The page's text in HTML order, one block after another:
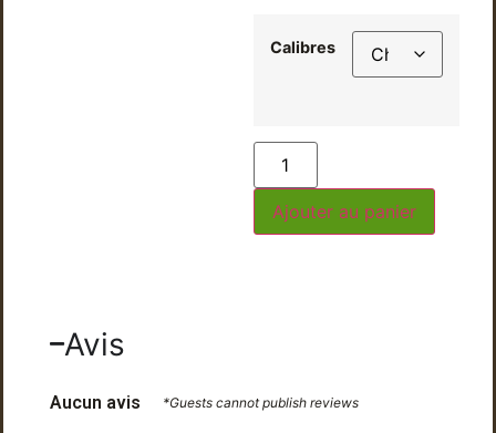
Calibres
Ajouter au panier
Avis
Aucun avis *Guests cannot publish reviews